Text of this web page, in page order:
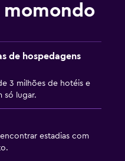
momondo
de hospedagens
3 milhões de hotéis e
só lugar.
estadias com